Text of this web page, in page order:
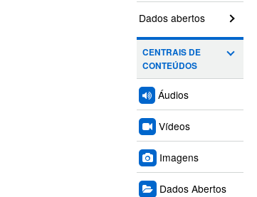
Dados abertos
CENTRAIS DE
CONTEÚDOS
Áudios
Vídeos
Imagens
Dados Abertos